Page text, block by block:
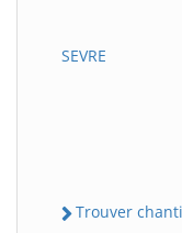
SEVRE
Trouver